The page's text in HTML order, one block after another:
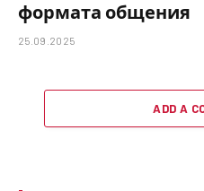
формата общения
25.09.2025
ADD A